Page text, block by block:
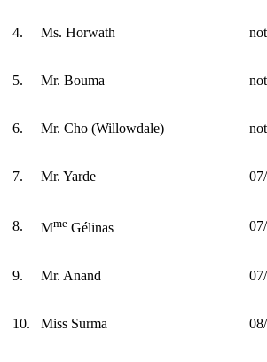
4. Ms. Horwath
5. Mr. Bouma
6. Mr. Cho (Willowdale)
7. Mr. Yarde
8. Mme Gélinas
9. Mr. Anand
10. Miss Surma